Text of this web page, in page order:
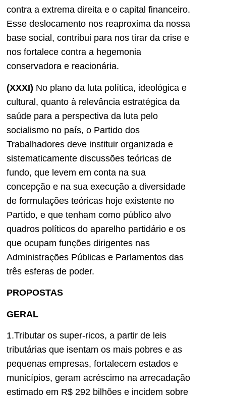
contra a extrema direita e o capital financeiro.
Esse deslocamento nos reaproxima da nossa
base social, contribui para nos tirar da crise e
nos fortalece contra a hegemonia
conservadora e reacionária.
(XXXI) No plano da luta política, ideológica e
cultural, quanto à relevância estratégica da
saúde para a perspectiva da luta pelo
socialismo no país, o Partido dos
Trabalhadores deve instituir organizada e
sistematicamente discussões teóricas de
fundo, que levem em conta na sua
concepção e na sua execução a diversidade
de formulações teóricas hoje existente no
Partido, e que tenham como público alvo
quadros políticos do aparelho partidário e os
que ocupam funções dirigentes nas
Administrações Públicas e Parlamentos das
três esferas de poder.
PROPOSTAS
GERAL
1.Tributar os super-ricos, a partir de leis
tributárias que isentam os mais pobres e as
pequenas empresas, fortalecem estados e
municípios, geram acréscimo na arrecadação
estimado em R$ 292 bilhões e incidem sobre